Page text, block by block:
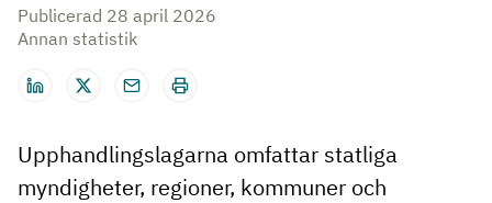
Publicerad 28 april 2026
Annan statistik
Upphandlingslagarna omfattar statliga
myndigheter, regioner, kommuner och